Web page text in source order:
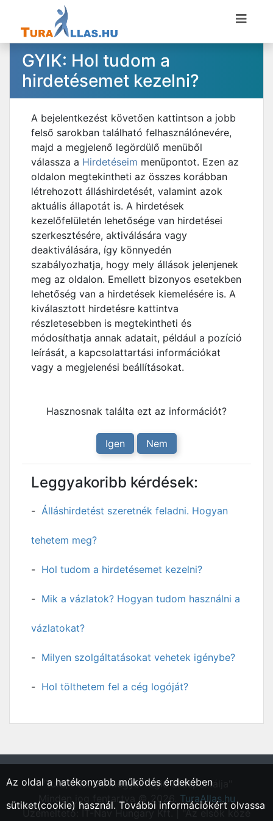
GYIK: Hol tudom a
hirdetésemet kezelni?
A bejelentkezést követően kattintson a jobb
felső sarokban található felhasználónevére,
majd a megjelenő legördülő menüből
válassza a Hirdetéseim menüpontot. Ezen az
oldalon megtekintheti az összes korábban
létrehozott álláshirdetését, valamint azok
aktuális állapotát is. A hirdetések
kezelőfelületén lehetősége van hirdetései
szerkesztésére, aktiválására vagy
deaktiválására, így könnyedén
szabályozhatja, hogy mely állások jelenjenek
meg az oldalon. Emellett bizonyos esetekben
lehetőség van a hirdetések kiemelésére is. A
kiválasztott hirdetésre kattintva
részletesebben is megtekintheti és
módosíthatja annak adatait, például a pozíció
leírását, a kapcsolattartási információkat
vagy a megjelenési beállításokat.
Hasznosnak találta ezt az információt?
Igen Nem
Leggyakoribb kérdések:
Álláshirdetést szeretnék feladni. Hogyan
tehetem meg?
Hol tudom a hirdetésemet kezelni?
Mik a vázlatok? Hogyan tudom használni a
vázlatokat?
Milyen szolgáltatásokat vehetek igénybe?
Hol tölthetem fel a cég logóját?
"Tura, Pest vármegyei régió állásportálja"
Minden jog fentartva © 2026. TuraAllas.hu
Üzemeltető: IT-Nav Hungary Kft. | "Az elsők közé
Az oldal a hatékonyabb működés érdekében
sütiket(cookie) használ. További információkért olvassa